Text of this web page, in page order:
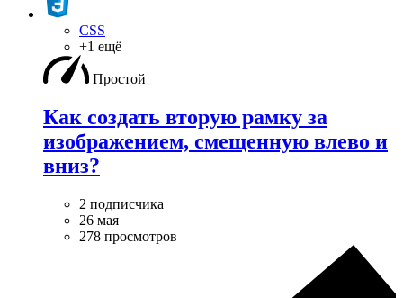
CSS
+1 ещё
Простой
Как создать вторую рамку за
изображением, смещенную влево и
вниз?
2 подписчика
26 мая
278 просмотров